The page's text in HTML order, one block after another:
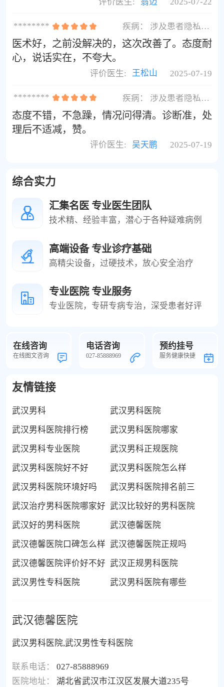
******** 疾病： 涉及患者隐私不展示
医术好，之前没解决的，这次改善了。态度耐
心，说话实在，不夸大。
评价医生: 王松山 2025-07-19
******** 疾病： 涉及患者隐私不展示
态度不错，不急躁，情况问得清。诊断准，处
理后不适减，赞。
评价医生: 吴天鹏 2025-07-19
综合实力
汇集名医 专业医生团队
技术精、经验丰富，潜心于各种疑难病例
高端设备 专业诊疗基础
高精尖设备，过硬技术，放心安全治疗
专业医院 专业服务
专业医院，专研专病专治，深受患者好评
在线咨询
在线图文咨询
电话咨询
027-85888969
预约挂号
服务健康快捷
友情链接
武汉男科
武汉男科医院
武汉男科医院排行榜
武汉男科医院哪家
武汉男科专业医院
武汉男科正规医院
武汉男科医院好不好
武汉男科医院怎么样
武汉男科医院环境好吗
武汉男科医院排名前三
武汉治疗男科医院哪家好 武汉比较好的男科医院
武汉好的男科医院
武汉德馨医院
武汉德馨医院口碑怎么样 武汉德馨医院正规吗
武汉德馨医院评价好不好 武汉正规男科医院
武汉男性专科医院
武汉男科医院有哪些
武汉德馨医院
武汉男科医院,武汉男性专科医院
联系电话：
027-85888969
医院地址：
湖北省武汉市江汉区发展大道235号